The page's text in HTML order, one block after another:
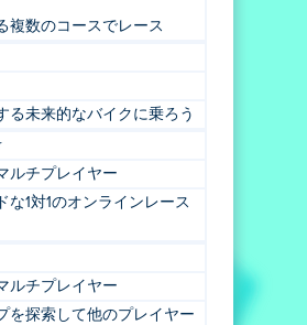
複数のコースでレース
る未来的なバイクに乗ろう
ルチプレイヤー
な1対1のオンラインレース
ルチプレイヤー
を探索して他のプレイヤー